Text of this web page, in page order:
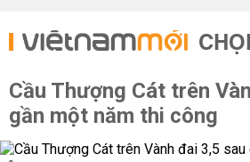
Cầu Thượng Cát trên
gần một năm thi công